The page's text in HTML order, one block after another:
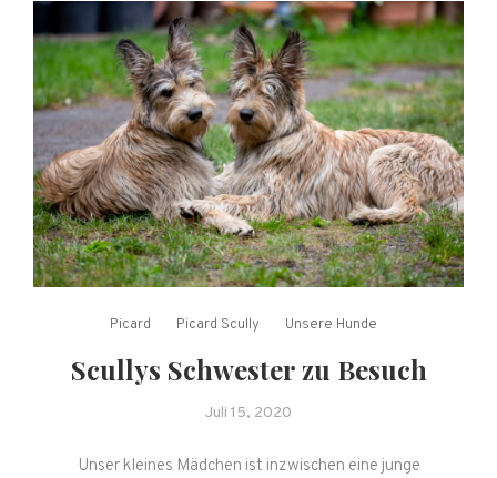
Picard Picard Scully Unsere Hunde
Scullys Schwester zu Besuch
Juli 15, 2020
Unser kleines Mädchen ist inzwischen eine junge